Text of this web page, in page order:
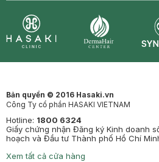
Bản quyền © 2016 Hasaki.vn
Công Ty cổ phần HASAKI VIETNAM
Hotline: 1800 6324
Giấy chứng nhận Đăng ký Kinh doanh
hoạch và Đầu tư Thành phố Hồ Chí
Xem tất cả cửa hàng